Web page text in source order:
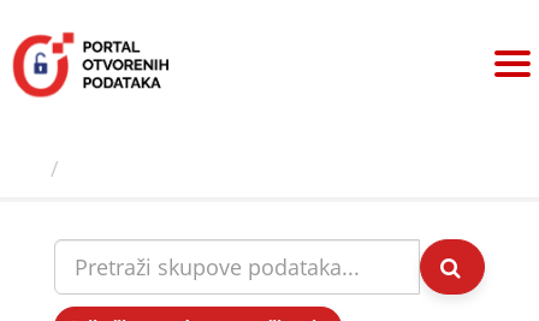
sadržaj